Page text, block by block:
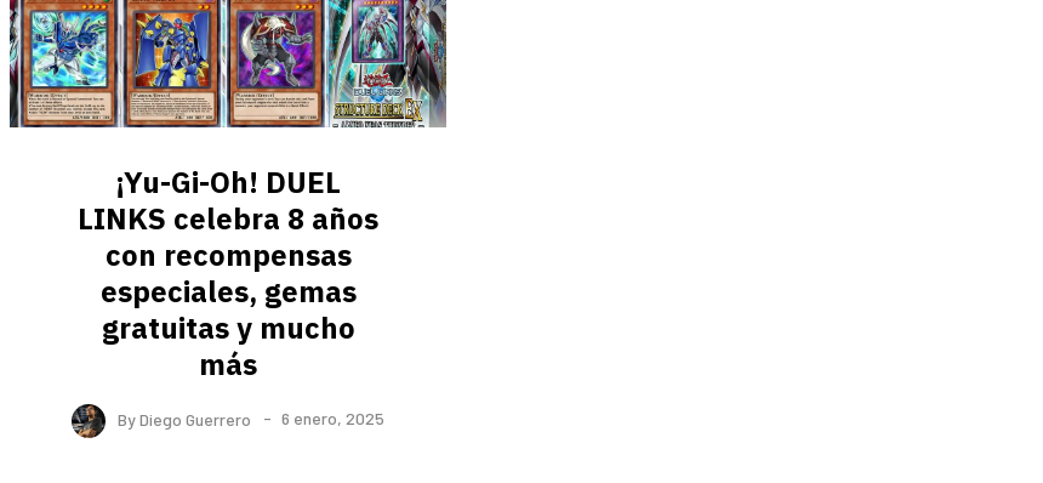
¡Yu-Gi-Oh! DUEL
LINKS celebra 8 años
con recompensas
especiales, gemas
gratuitas y mucho
más
ByDiego Guerrero 6 enero, 2025